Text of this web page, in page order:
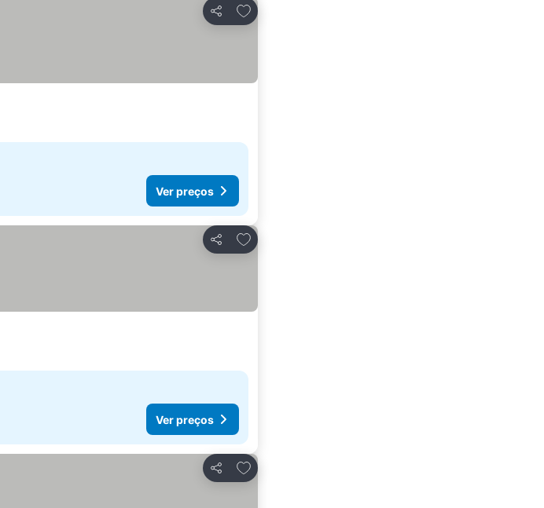
Partilhar
Adicionar aos favoritos
Ver preços
Partilhar
Adicionar aos favoritos
Ver preços
Partilhar
Adicionar aos favoritos